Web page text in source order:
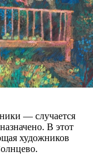
— случается
В этот
художников